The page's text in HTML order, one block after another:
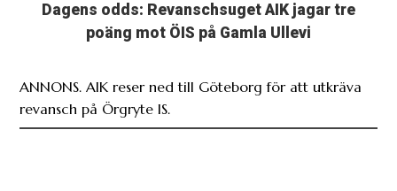
Dagens odds: Revanschsuget AIK jagar tre
poäng mot ÖIS på Gamla Ullevi
ANNONS. AIK reser ned till Göteborg för att utkräva
revansch på Örgryte IS.